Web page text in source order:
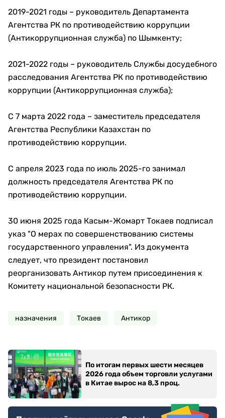
2019-2021 годы – руководитель Департамента
Агентства РК по противодействию коррупции
(Антикоррупционная служба) по Шымкенту;
2021-2022 годы – руководитель Службы досудебного
расследования Агентства РК по противодействию
коррупции (Антикоррупционная служба);
С 7 марта 2022 года – заместитель председателя
Агентства Республики Казахстан по
противодействию коррупции.
С апреля 2023 года по июль 2025-го занимал
должность председателя Агентства РК по
противодействию коррупции.
30 июня 2025 года Касым-Жомарт Токаев подписал
указ "О мерах по совершенствованию системы
государственного управления". Из документа
следует, что президент постановил
реорганизовать Антикор путем присоединения к
Комитету национальной безопасности РК.
назначения Токаев Антикор
По итогам первых шести месяцев
2026 года объем торговли услугами
в Китае вырос на 8,3 проц.